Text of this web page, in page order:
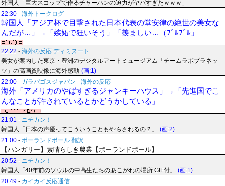
外国人「巨大スコップで作るチャーハンの迫力がヤバすぎたｗｗｗ」
22:30 - 海外トークログ
韓国人「アジア杯で目撃された日本代表の堂安律の絶世の美女な
んだが…」→「嫉妬で狂いそう」「羨ましい…（ﾌﾞﾙﾌﾞﾙ」
22:22 - 海外の反応 ディミヌート
美女が案内した東京・豊洲のデジタルアートミュージアム「チームラボプラネッ
ツ」の高画質映像に海外感動 (画:1)
22:00 - ガラパゴスジャパン - 海外の反応
海外「アメリカのやばすぎるジャンキーハウス」→「先進国でこ
んなことが許されているとかどうかしている」
21:01 - ニチカン！
韓国人「日本の声優ってこういうこともやらされるの？」
(画:2)
21:00 - ポーランドボール 翻訳
【ハンガリー】素晴らしき農業【ポーランドボール】
20:52 - ニチカン！
韓国人「40年前のソウルの中高生たちのあこがれの場所 GIF付」
(画:1)
20:49 - カイカイ反応通信